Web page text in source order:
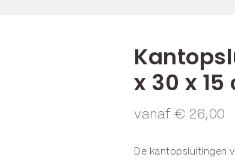
x 30 x 15
vanaf € 26,00
De kantopsluitingen